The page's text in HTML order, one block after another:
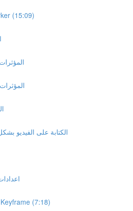
(15:09)
المؤثرات
المؤثرات
الكتابة على الفيديو بشكل
(7:18)